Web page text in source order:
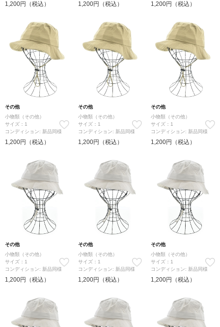
1,200円（税込） 1,200円（税込） 1,200円（税込）
その他
小物類（その他）
サイズ：1
コンディション: 新品同様
1,200円（税込）
その他
小物類（その他）
サイズ：1
コンディション: 新品同様
1,200円（税込）
その他
小物類（その他）
サイズ：1
コンディション: 新品同様
1,200円（税込）
その他
小物類（その他）
サイズ：1
コンディション: 新品同様
1,200円（税込）
その他
小物類（その他）
サイズ：1
コンディション: 新品同様
1,200円（税込）
その他
小物類（その他）
サイズ：1
コンディション: 新品同様
1,200円（税込）